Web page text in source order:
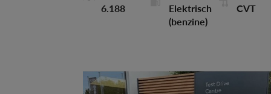
6.188
Elektrisch
(benzine)
CVT